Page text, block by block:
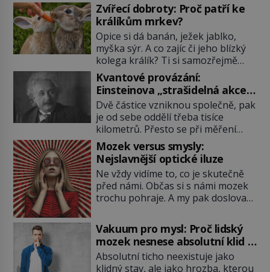
Zvířecí dobroty: Proč patří ke
králíkům mrkev?
Opice si dá banán, ježek jablko,
myška sýr. A co zajíc či jeho blízký
kolega králík? Ti si samozřejmě
pochutnají na mrkvi! Proč jsou
podobné představy o potravě
zvířat často spíš mýty? Pokud máte
doma králíka, mrkev mu dát
můžete. A nejspíš mu i bude
chutnat, ovšem měl by ji mít jen
jako občasný pamlsek. […]
Kvantové provázání:
Einsteinova „strašidelná akce
na dálku“ dál mate i fascinuje
vědce
Dvě částice vzniknou společně, pak
je od sebe oddělí třeba tisíce
kilometrů. Přesto se při měření
chovají, jako by mezi nimi
existovalo neviditelné pouto. Albert
Einstein tomu s jistou dávkou
ironie říká „strašidelná akce na
dálku“ a dlouhá desetiletí věří, že
musí existovat jednodušší
však ukazují, že kvantový svět
funguje jinak, než […]
Mozek versus smysly:
Nejslavnější optické iluze
Ne vždy vidíme to, co je skutečně
před námi. Občas si s námi mozek
trochu pohraje. A my pak doslova
vznikají ty nejpodivnější optické
iluze? Soustřeď se na to hlavní!
TROXLERŮV EFEKT Náš mozek
zvládne zpracovat hodně informací.
Vakuum pro mysl: Proč lidský
mozek nesnese absolutní klid a
začne si vymýšlet horory
Absolutní ticho neexistuje jako
klidný stav, ale jako hrozba, kterou